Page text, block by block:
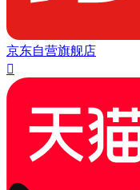
京东自营旗舰店
